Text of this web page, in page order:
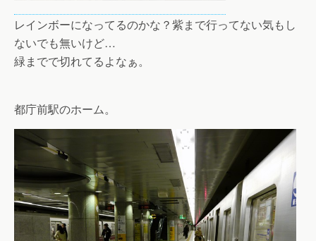
レインボーになってるのかな？紫まで行ってない気もし
ないでも無いけど…
緑までで切れてるよなぁ。
都庁前駅のホーム。